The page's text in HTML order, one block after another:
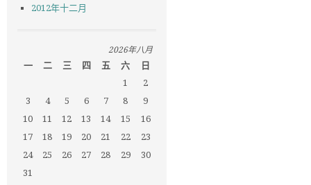
2012年十二月
2026年八月
一 二 三 四 五 六 日
1
2
3
4 5 6 7 8
9
10
11 12 13 14 15
16
17
18 19 20 21 22
23
24
25 26 27 28 29
30
31